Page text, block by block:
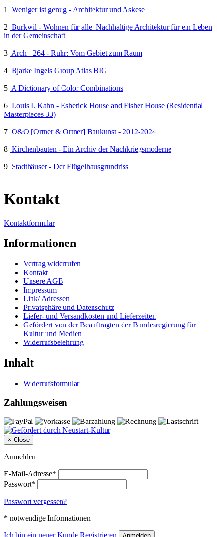
1
Weniger ist genug - Architektur und Askese
2 Burkwil - Wohnen für alle: Nachhaltige Architektur für ein Leben
in der Gemeinschaft
3 Arch+ 264 - Ruhr: Vom Gebiet zum Raum
4 Bjarke Ingels Group Atlas BIG
5 A Dictionary of Color Combinations
6 Louis I. Kahn - Esherick House and Fisher House (Residential
Masterpieces 33)
7 O&O [Ortner & Ortner] Baukunst - 2012-2024
8 Kirchenbauten - Ein Archiv der Nachkriegsmoderne
9 Stadthäuser - Der Flügelhausgrundriss
Kontakt
Kontaktformular
Informationen
Vertrag widerrufen
Kontakt
Unsere AGB
Impressum
Link/ Adressen
Privatsphäre und Datenschutz
Liefer- und Versandkosten und Lieferzeiten
Gefördert von der Beauftragten der Bundesregierung für
Kultur und Medien
Widerrufsbelehrung
Inhalt
Widerrufsformular
Zahlungsweisen
× Close
Anmelden
E-Mail-Adresse*
Passwort*
Passwort vergessen?
* notwendige Informationen
Ich bin ein neuer Kunde Registrieren Anmelden